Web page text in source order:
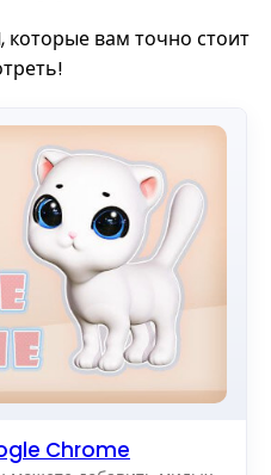
которые вам точно стоит
Chrome